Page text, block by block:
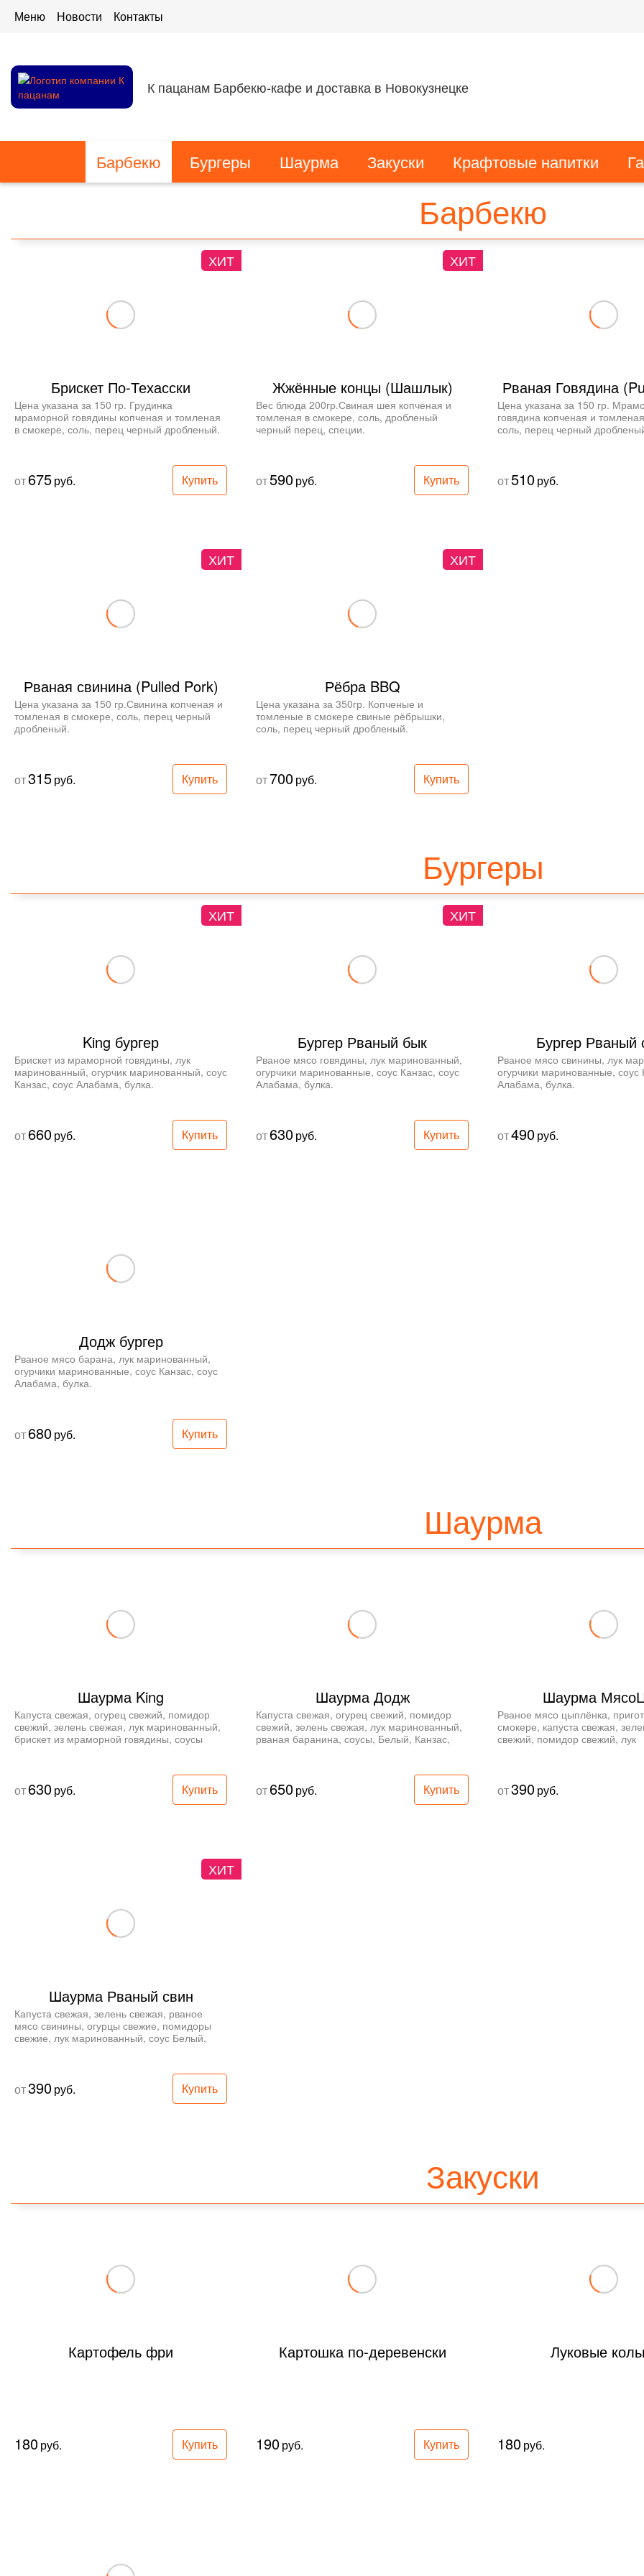
Меню Новости Контакты
К пацанам Барбекю-кафе и доставка в Новокузнецке
Барбекю Бургеры Шаурма Закуски Крафтовые напитки
Барбекю
Брискет По-Техасски
Цена указана за 150 гр. Грудинка
мраморной говядины копченая и томленая
в смокере, соль, перец черный дробленый.
от675руб. Купить
ХИТ
Жжённые концы (Шашлык)
Вес блюда 200гр.Свиная шея копченая и
томленая в смокере, соль, дробленый
черный перец, специи.
от590руб. Купить
ХИТ
Рваная Говядина
Цена указана за 150 гр.
говядина копченая и
соль, перец черный
от510руб.
Рваная свинина (Pulled Pork)
Цена указана за 150 гр.Свинина копченая и
томленая в смокере, соль, перец черный
дробленый.
от315руб. Купить
ХИТ
Рёбра BBQ
Цена указана за 350гр. Копченые и
томленые в смокере свиные рёбрышки,
соль, перец черный дробленый.
от700руб. Купить
ХИТ
Бургеры
King бургер
Брискет из мраморной говядины, лук
маринованный, огурчик маринованный, соус
Канзас, соус Алабама, булка.
от660руб. Купить
ХИТ
Бургер Рваный бык
Рваное мясо говядины, лук маринованный,
огурчики маринованные, соус Канзас, соус
Алабама, булка.
от630руб. Купить
ХИТ
Бургер Рваный
Рваное мясо свинины, лук
огурчики маринованные, соус
Алабама, булка.
от490руб.
Додж бургер
Рваное мясо барана, лук маринованный,
огурчики маринованные, соус Канзас, соус
Алабама, булка.
от680руб. Купить
Шаурма
Шаурма King
Капуста свежая, огурец свежий, помидор
свежий, зелень свежая, лук маринованный,
брискет из мраморной говядины, соусы
от630руб. Купить
Шаурма Додж
Капуста свежая, огурец свежий, помидор
свежий, зелень свежая, лук маринованный,
рваная баранина, соусы, Белый, Канзас,
от650руб. Купить
Шаурма
Рваное мясо цыплёнка,
смокере, капуста свежая,
свежий, помидор свежий, лук
от390руб.
Шаурма Рваный свин
Капуста свежая, зелень свежая, рваное
мясо свинины, огурцы свежие, помидоры
свежие, лук маринованный, соус Белый,
от390руб. Купить
ХИТ
Закуски
Картофель фри
180руб. Купить
Картошка по-деревенски
190руб. Купить
Луковые
180руб.